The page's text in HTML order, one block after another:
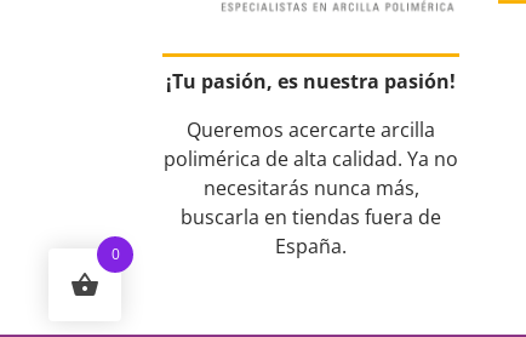
¡Tu pasión, es nuestra pasión!
Queremos acercarte arcilla
polimérica de alta calidad. Ya no
necesitarás nunca más,
buscarla en tiendas fuera de
España.
0